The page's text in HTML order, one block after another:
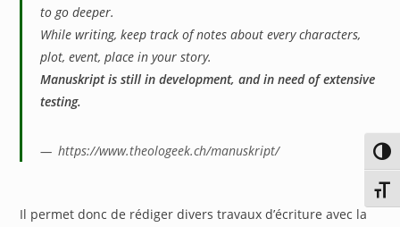
to go deeper.
While writing, keep track of notes about every characters,
plot, event, place in your story.
Manuskript is still in development, and in need of extensive
testing.
https://www.theologeek.ch/manuskript/
Il permet donc de rédiger divers travaux d’écriture avec la